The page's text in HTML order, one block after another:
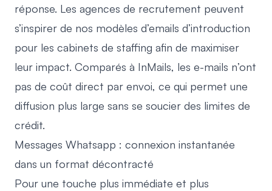
réponse. Les agences de recrutement peuvent
s’inspirer de nos modèles d’emails d’introduction
pour les cabinets de staffing afin de maximiser
leur impact. Comparés à InMails, les e-mails n’ont
pas de coût direct par envoi, ce qui permet une
diffusion plus large sans se soucier des limites de
crédit.
Messages Whatsapp : connexion instantanée
dans un format décontracté
Pour une touche plus immédiate et plus